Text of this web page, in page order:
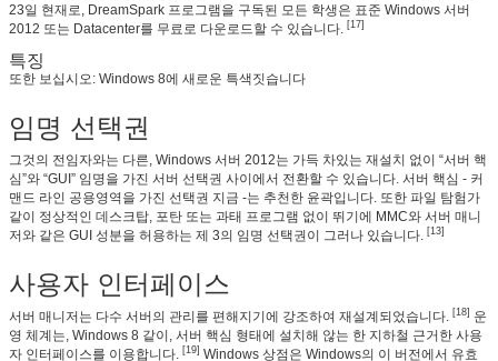
23일 현재로, DreamSpark 프로그램을 구독된 모든 학생은 표준 Windows 서버
2012 또는 Datacenter를 무료로 다운로드할 수 있습니다. [17]
특징
또한 보십시오: Windows 8에 새로운 특색짓습니다
임명 선택권
그것의 전임자와는 다른, Windows 서버 2012는 가득 차있는 재설치 없이 “서버 핵
심”와 “GUI” 임명을 가진 서버 선택권 사이에서 전환할 수 있습니다. 서버 핵심 - 커
맨드 라인 공용영역을 가진 선택권 지금 -는 추천한 윤곽입니다. 또한 파일 탐험가
같이 정상적인 데스크탑, 포탄 또는 과태 프로그램 없이 뛰기에 MMC와 서버 매니
저와 같은 GUI 성분을 허용하는 제 3의 임명 선택권이 그러나 있습니다. [13]
사용자 인터페이스
서버 매니저는 다수 서버의 관리를 편해지기에 강조하여 재설계되었습니다. [18] 운
영 체계는, Windows 8 같이, 서버 핵심 형태에 설치해 않는 한 지하철 근거한 사용
자 인터페이스를 이용합니다. [19] Windows 상점은 Windows의 이 버전에서 유효